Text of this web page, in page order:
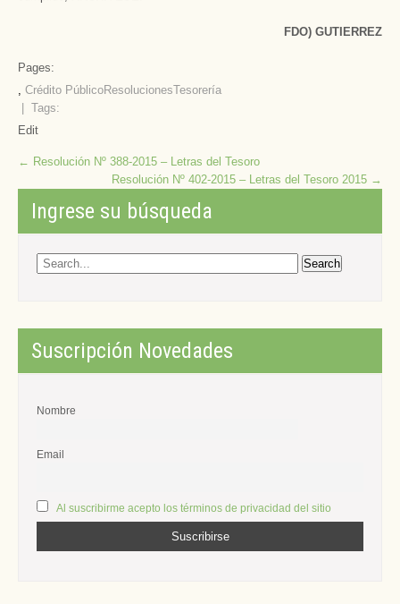
FDO) GUTIERREZ
Pages:
, Crédito PúblicoResolucionesTesorería
| Tags:
Edit
Post
navigation
← Resolución Nº 388-2015 – Letras del Tesoro
Resolución Nº 402-2015 – Letras del Tesoro 2015 →
Ingrese su búsqueda
Suscripción Novedades
Nombre
Email
Al suscribirme acepto los términos de privacidad del sitio